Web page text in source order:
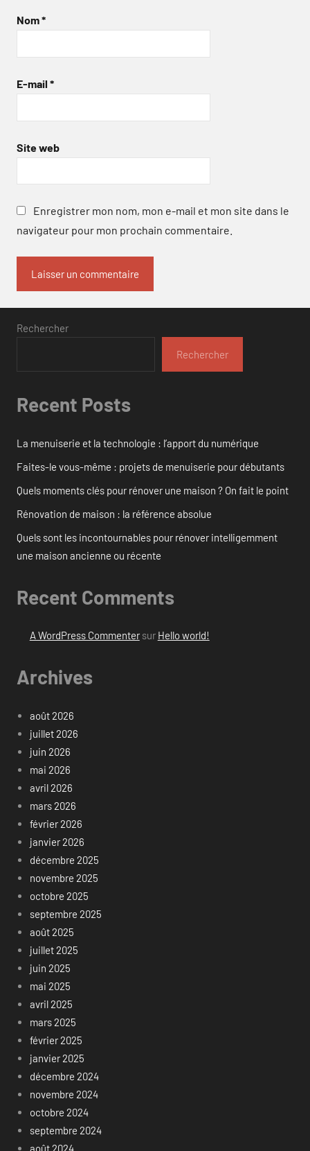
Nom*
E-mail *
Site web
Enregistrer mon nom, mon e-mail et mon site dans le
navigateur pour mon prochain commentaire.
Rechercher
Rechercher
Recent Posts
La menuiserie et la technologie : l’apport du numérique
Faites-le vous-même : projets de menuiserie pour débutants
Quels moments clés pour rénover une maison ? On fait le point
Rénovation de maison : la référence absolue
Quels sont les incontournables pour rénover intelligemment
une maison ancienne ou récente
Recent Comments
A WordPress Commentersur Hello world!
Archives
août 2026
juillet 2026
juin 2026
mai 2026
avril 2026
mars 2026
février 2026
janvier 2026
décembre 2025
novembre 2025
octobre 2025
septembre 2025
août 2025
juillet 2025
juin 2025
mai 2025
avril 2025
mars 2025
février 2025
janvier 2025
décembre 2024
novembre 2024
octobre 2024
septembre 2024
août 2024